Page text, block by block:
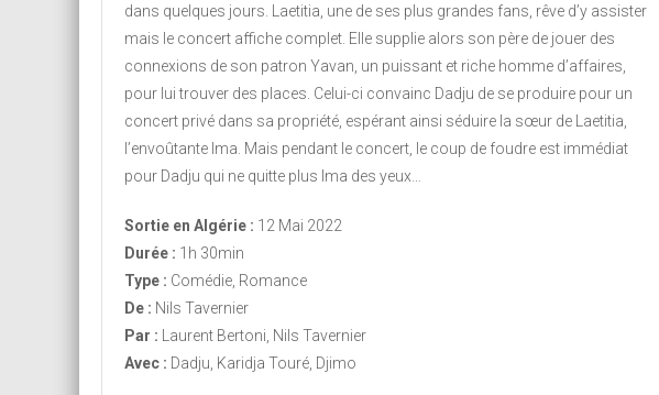
dans quelques jours. Laetitia, une de ses plus grandes fans, rêve d’y assister
mais le concert affiche complet. Elle supplie alors son père de jouer des
connexions de son patron Yavan, un puissant et riche homme d’affaires,
pour lui trouver des places. Celui-ci convainc Dadju de se produire pour un
concert privé dans sa propriété, espérant ainsi séduire la sœur de Laetitia,
l’envoûtante Ima. Mais pendant le concert, le coup de foudre est immédiat
pour Dadju qui ne quitte plus Ima des yeux…
Sortie en Algérie : 12 Mai 2022
Durée : 1h 30min
Type : Comédie, Romance
De : Nils Tavernier
Par : Laurent Bertoni, Nils Tavernier
Avec : Dadju, Karidja Touré, Djimo